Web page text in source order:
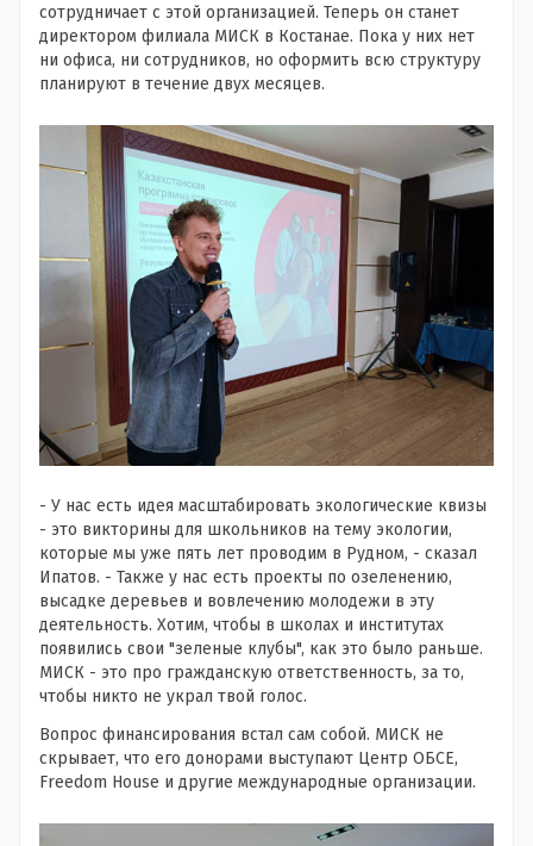
сотрудничает с этой организацией. Теперь он станет
директором филиала МИСК в Костанае. Пока у них нет
ни офиса, ни сотрудников, но оформить всю структуру
планируют в течение двух месяцев.
- У нас есть идея масштабировать экологические квизы
- это викторины для школьников на тему экологии,
которые мы уже пять лет проводим в Рудном, - сказал
Ипатов. - Также у нас есть проекты по озеленению,
высадке деревьев и вовлечению молодежи в эту
деятельность. Хотим, чтобы в школах и институтах
появились свои "зеленые клубы", как это было раньше.
МИСК - это про гражданскую ответственность, за то,
чтобы никто не украл твой голос.
Вопрос финансирования встал сам собой. МИСК не
скрывает, что его донорами выступают Центр ОБСЕ,
Freedom House и другие международные организации.